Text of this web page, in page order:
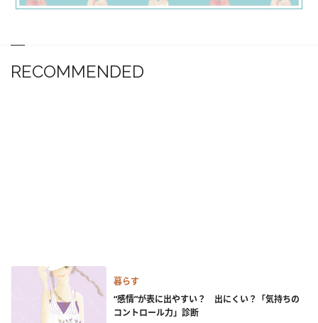
RECOMMENDED
暮らす
“感情”が表に出やすい？ 出にくい？「気持ちの
コントロール力」診断